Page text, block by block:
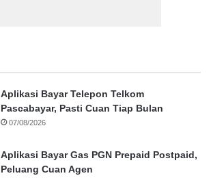
Aplikasi Bayar Telepon Telkom
Pascabayar, Pasti Cuan Tiap Bulan
07/08/2026
Aplikasi Bayar Gas PGN Prepaid Postpaid,
Peluang Cuan Agen